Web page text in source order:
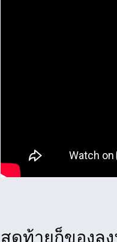
สุดท้ายก็ของลุ